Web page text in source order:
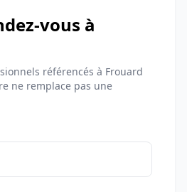
vous à
référencés à Frouard
ne remplace pas une